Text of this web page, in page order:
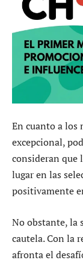
En cuanto a los
excepcional,
consideran que
lugar en las
positivamente
No obstante, la
cautela. Con la
afronta el